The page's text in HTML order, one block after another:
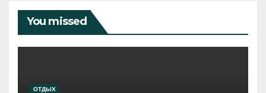
You missed
ОТДЫХ